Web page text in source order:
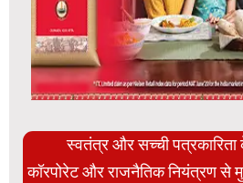
स्वतंत्र और सच्ची पत्रकारिता
कॉरपोरेट और राजनैतिक नियंत्रण से